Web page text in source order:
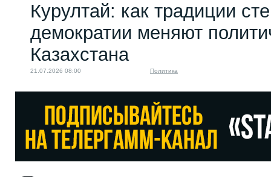
Курултай: как традиции
демократии меняют
Казахстана
21.07.2026 08:00 Политика